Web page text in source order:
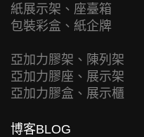
紙展示架、座臺箱
包裝彩盒、紙企牌
亞加力膠架、陳列架
亞加力膠座、展示架
亞加力膠盒、展示櫃
博客BLOG